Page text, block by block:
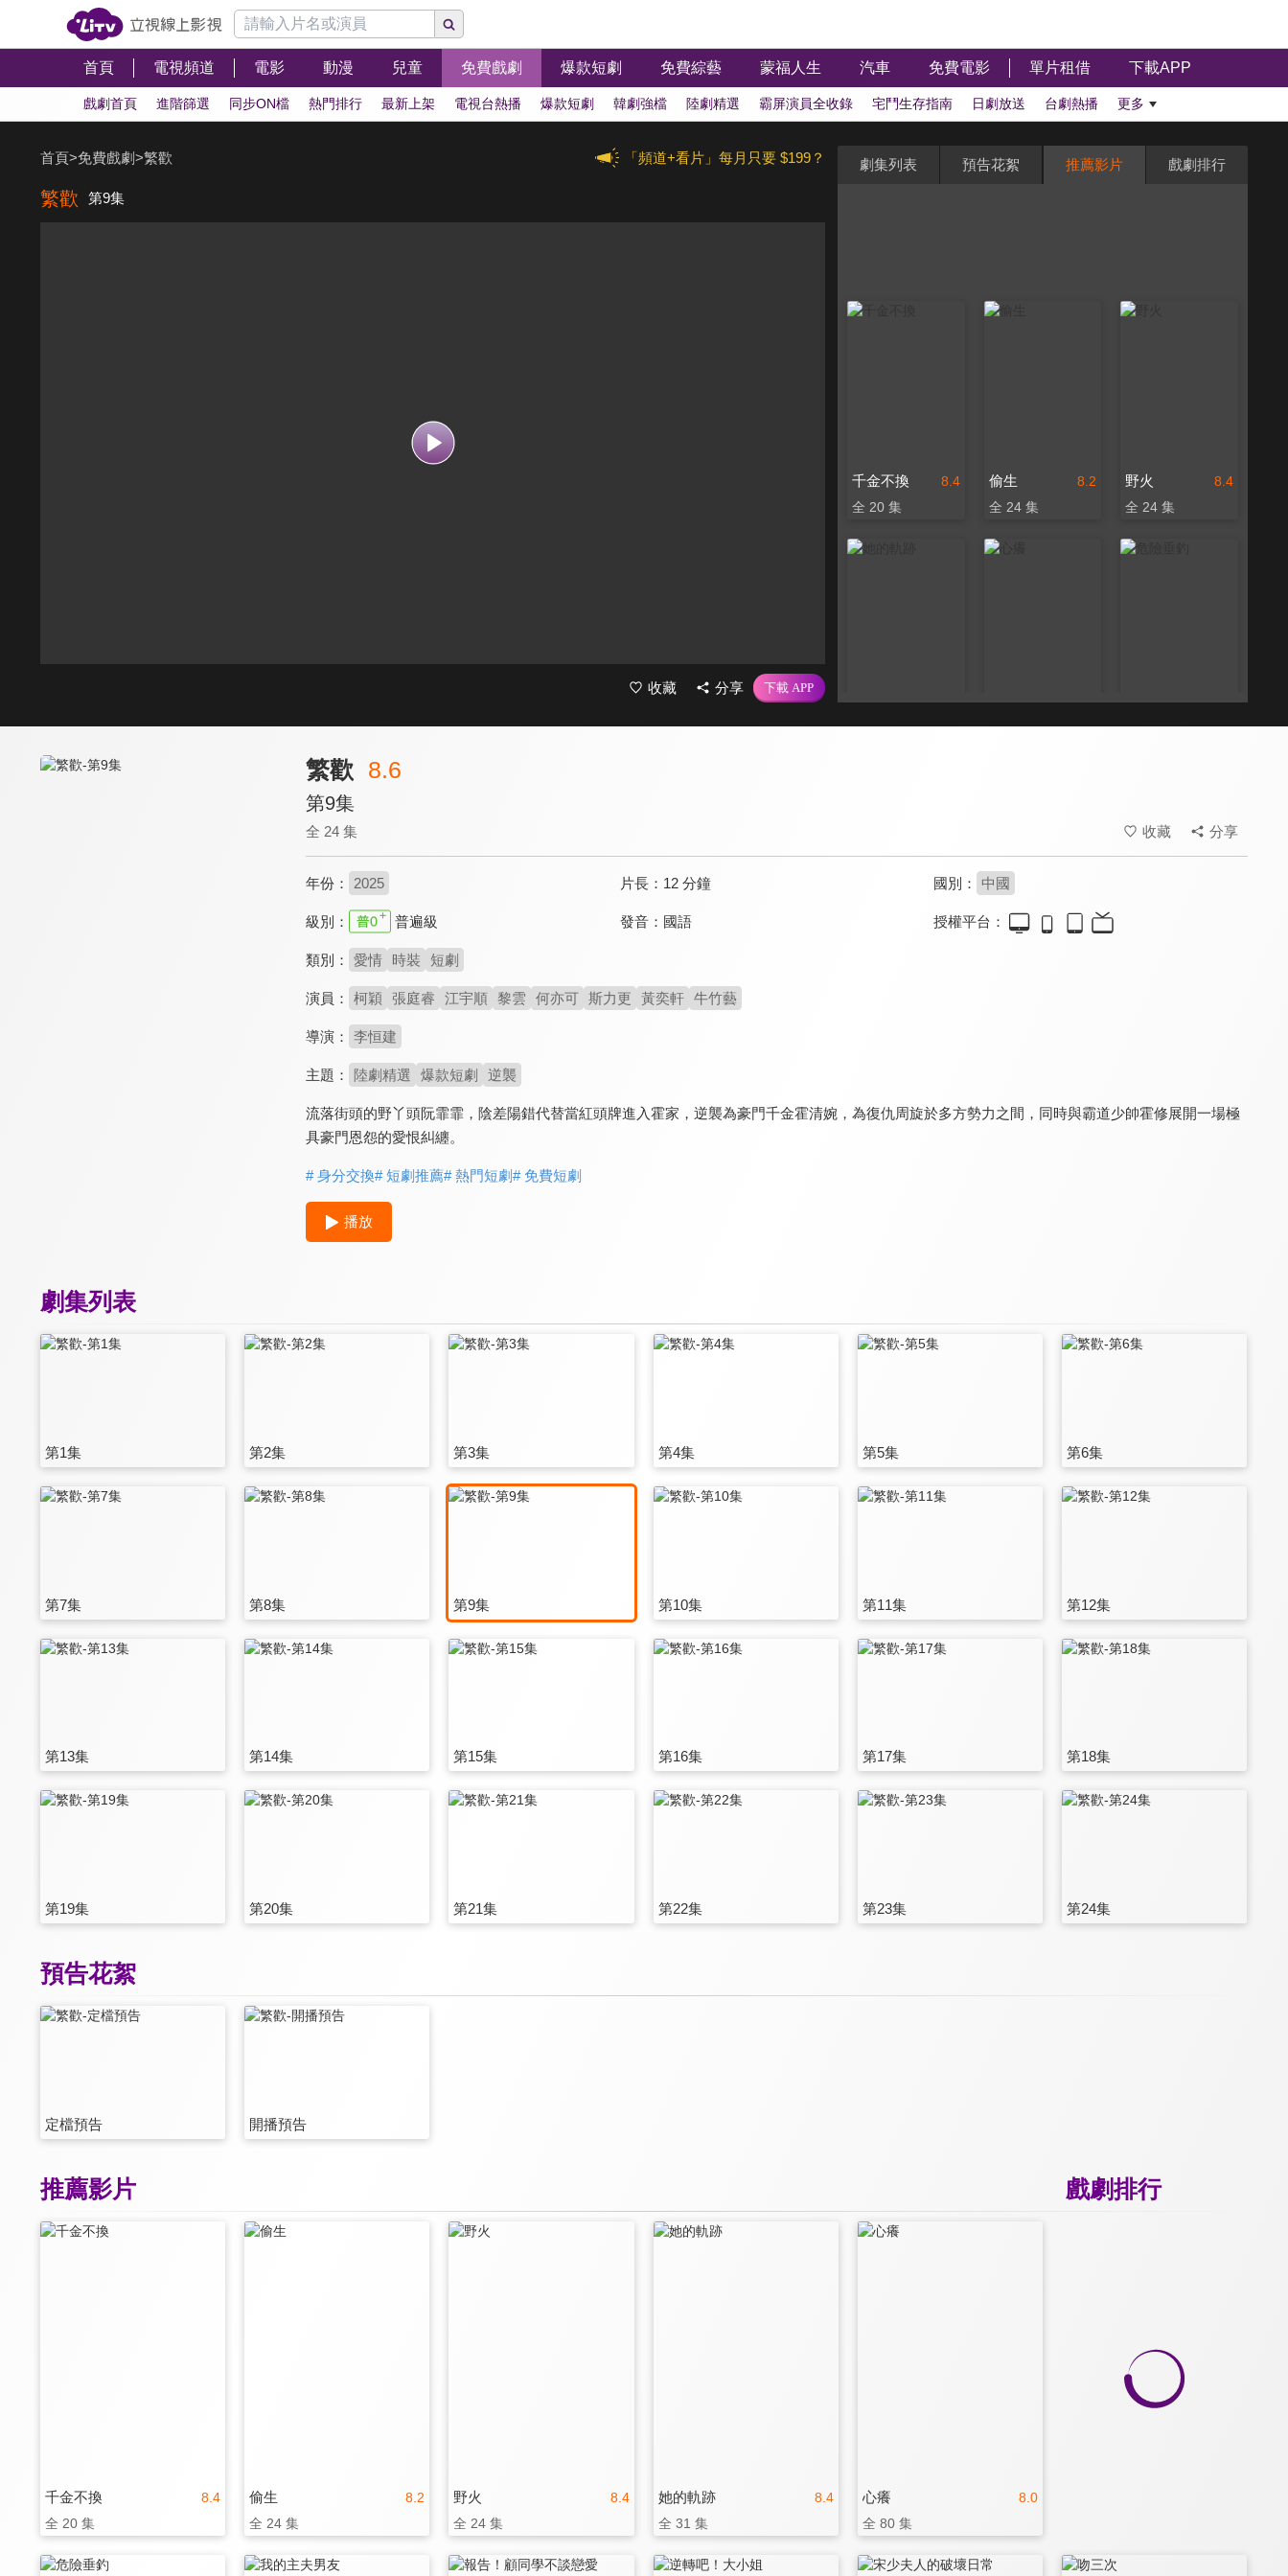
首頁 電視頻道 電影 動漫 兒童 免費戲劇 爆款短劇 免費綜藝 蒙福人生 汽車 免費電影 單片租借 下載APP
戲劇首頁 進階篩選 同步ON檔 熱門排行 最新上架 電視台熱播 爆款短劇 韓劇強檔 陸劇精選 霸屏演員全收錄 宅鬥生存指南 日劇放送 台劇熱播 更多
「頻道+看片」每月只要 $199？
首頁>免費戲劇>繁歡
繁歡 第9集
收藏 分享
劇集列表 預告花絮 推薦影片 戲劇排行
8.4
千金不換
全 20 集
8.2
偷生
全 24 集
8.4
野火
全 24 集
繁歡 8.6
第9集
全 24 集 收藏 分享
年份： 2025 片長： 12 分鐘 國別： 中國
級別： 普遍級 發音： 國語 授權平台：
類別： 愛情 時裝 短劇
演員： 柯穎 張庭睿 江宇順 黎雲 何亦可 斯力更 黃奕軒 牛竹藝
導演： 李恒建
主題： 陸劇精選 爆款短劇 逆襲
流落街頭的野丫頭阮霏霏，陰差陽錯代替當紅頭牌進入霍家，逆襲為豪門千金霍清婉，為復仇周旋於多方勢力之間，同時與霸道少帥霍修展開一場極
具豪門恩怨的愛恨糾纏。
# 身分交換# 短劇推薦# 熱門短劇# 免費短劇
播放
劇集列表
第1集 第2集 第3集 第4集 第5集 第6集
第7集 第8集 第9集 第10集 第11集 第12集
第13集 第14集 第15集 第16集 第17集 第18集
第19集 第20集 第21集 第22集 第23集 第24集
預告花絮
定檔預告 開播預告
戲劇排行
推薦影片
8.4
千金不換
全 20 集
8.2
偷生
全 24 集
8.4
野火
全 24 集
8.4
她的軌跡
全 31 集
8.0
心癢
全 80 集